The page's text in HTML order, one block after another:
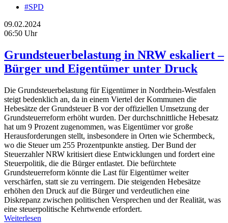
#SPD
09.02.2024
06:50 Uhr
Grundsteuerbelastung in NRW eskaliert –
Bürger und Eigentümer unter Druck
Die Grundsteuerbelastung für Eigentümer in Nordrhein-Westfalen
steigt bedenklich an, da in einem Viertel der Kommunen die
Hebesätze der Grundsteuer B vor der offiziellen Umsetzung der
Grundsteuerreform erhöht wurden. Der durchschnittliche Hebesatz
hat um 9 Prozent zugenommen, was Eigentümer vor große
Herausforderungen stellt, insbesondere in Orten wie Schermbeck,
wo die Steuer um 255 Prozentpunkte anstieg. Der Bund der
Steuerzahler NRW kritisiert diese Entwicklungen und fordert eine
Steuerpolitik, die die Bürger entlastet. Die befürchtete
Grundsteuerreform könnte die Last für Eigentümer weiter
verschärfen, statt sie zu verringern. Die steigenden Hebesätze
erhöhen den Druck auf die Bürger und verdeutlichen eine
Diskrepanz zwischen politischen Versprechen und der Realität, was
eine steuerpolitische Kehrtwende erfordert.
Weiterlesen